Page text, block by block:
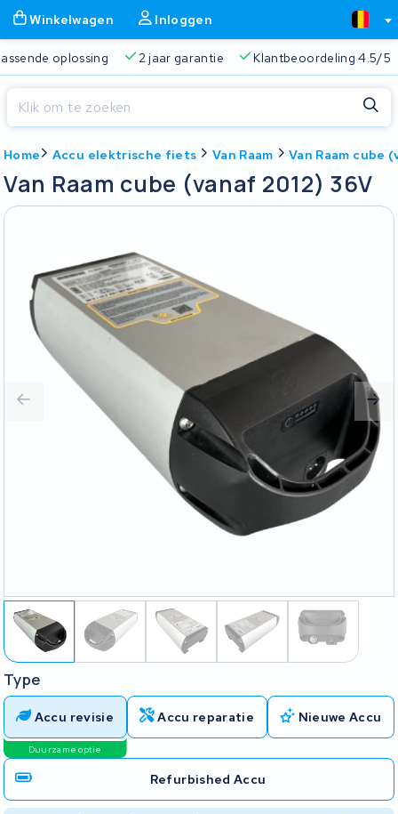
Winkelwagen Inloggen
oplossing 2 jaar garantie Klantbeoordeling 4.5/5
Home Accu elektrische fiets Van Raam Van Raam cube
Van Raam cube (vanaf 2012) 36V
Type
Accu revisie
Duurzame optie
Accu reparatie Nieuwe Accu
Refurbished Accu
Gratis verzending Altijd een passende oplossing
Sluiten
Begin te typen in de zoekbalk om te zoeken